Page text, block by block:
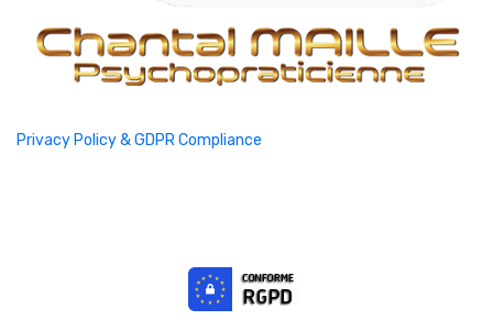
Privacy Policy & GDPR Compliance